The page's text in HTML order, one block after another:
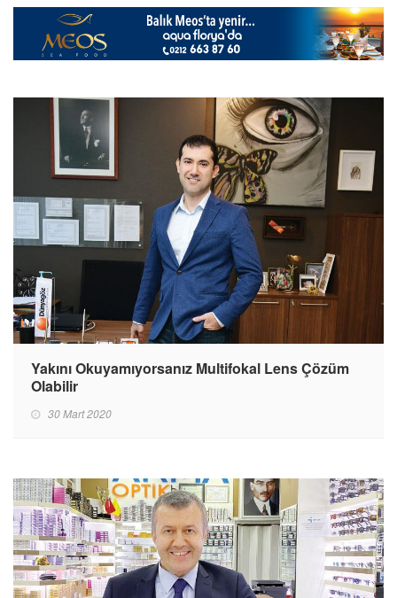
Yakını Okuyamıyorsanız Multifokal Lens Çözüm
Olabilir
30 Mart 2020